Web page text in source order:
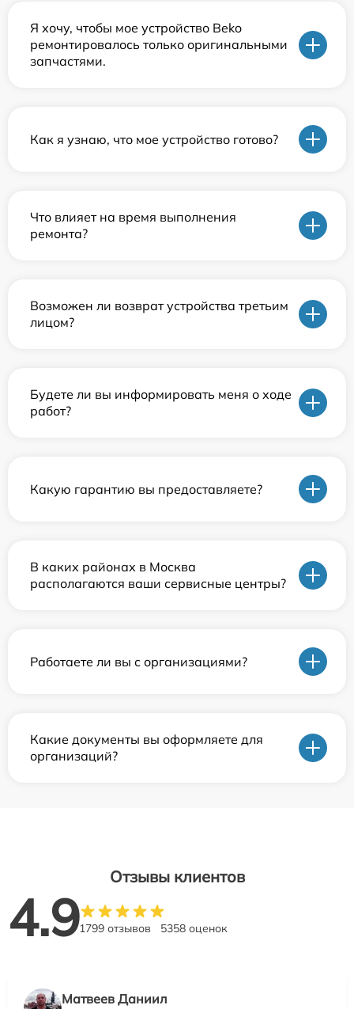
Я хочу, чтобы мое устройство Beko
ремонтировалось только оригинальными
запчастями.
Как я узнаю, что мое устройство готово?
Что влияет на время выполнения
ремонта?
Возможен ли возврат устройства третьим
лицом?
Будете ли вы информировать меня о ходе
работ?
Какую гарантию вы предоставляете?
В каких районах в Москва
располагаются ваши сервисные центры?
Работаете ли вы с организациями?
Какие документы вы оформляете для
организаций?
Отзывы клиентов
4.91799 отзывов 5358 оценок
Матвеев Даниил